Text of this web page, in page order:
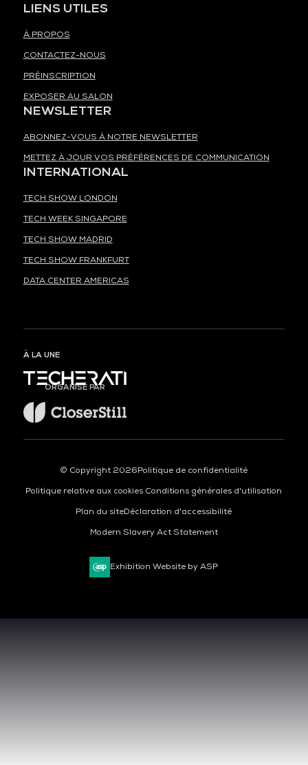
LIENS UTILES
À PROPOS
CONTACTEZ-NOUS
PRÉINSCRIPTION
EXPOSER AU SALON
NEWSLETTER
ABONNEZ-VOUS À NOTRE NEWSLETTER
METTEZ À JOUR VOS PRÉFÉRENCES DE COMMUNICATION
INTERNATIONAL
TECH SHOW LONDON
TECH WEEK SINGAPORE
TECH SHOW MADRID
TECH SHOW FRANKFURT
DATA CENTER AMERICAS
À LA UNE
ORGANISÉ PAR
© Copyright 2026Politique de confidentialité
Politique relative aux cookies Conditions générales d'utilisation
Plan du siteDéclaration d'accessibilité
Modern Slavery Act Statement
Exhibition Website by ASP